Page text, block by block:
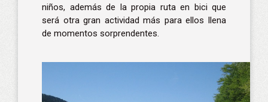
niños, además de la propia ruta en bici que
será otra gran actividad más para ellos llena
de momentos sorprendentes.